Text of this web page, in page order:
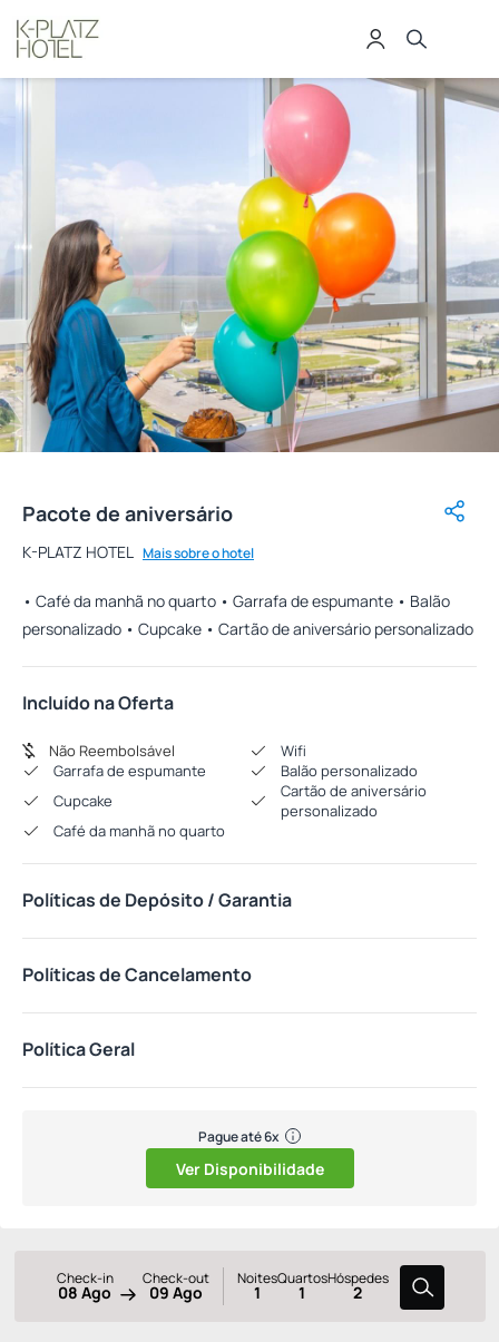
Pacote de aniversário
K-PLATZ HOTEL Mais sobre o hotel
• Café da manhã no quarto • Garrafa de espumante • Balão
personalizado • Cupcake • Cartão de aniversário personalizado
Incluído na Oferta
Não Reembolsável
Wifi
Garrafa de espumante
Balão personalizado
Cupcake
Cartão de aniversário
personalizado
Café da manhã no quarto
Políticas de Depósito / Garantia
Políticas de Cancelamento
Política Geral
Pague até 6x
Ver Disponibilidade
Check-in
08 Ago
Check-out
09 Ago
Noites
1
Quartos
1
Hóspedes
2